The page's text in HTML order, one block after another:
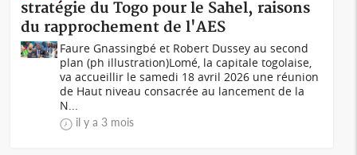
stratégie du Togo pour le Sahel, raisons
du rapprochement de l'AES
Faure Gnassingbé et Robert Dussey au second
plan (ph illustration)Lomé, la capitale togolaise,
va accueillir le samedi 18 avril 2026 une réunion
de Haut niveau consacrée au lancement de la
N...
il y a 3 mois